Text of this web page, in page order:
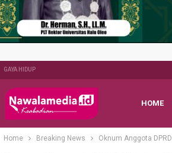
GAYA HIDUP
HOME
Home Breaking News Oknum Anggota